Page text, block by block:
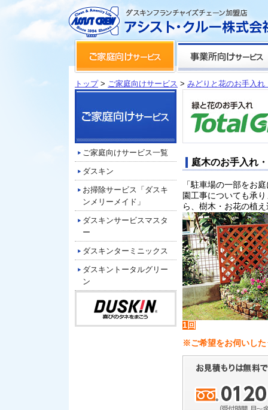
トップ> ご家庭向けサービス > みどりと花のお手入
ご家庭向けサービス一覧
ダスキン
お掃除サービス「ダスキ
ンメリーメイド」
ダスキンサービスマスタ
ー
ダスキンターミニックス
ダスキントータルグリー
ン
庭木のお手入れ
「駐車場の一部をお
園工事についても承
ら、樹木・お花の植
1回
※ご希望をお伺いした